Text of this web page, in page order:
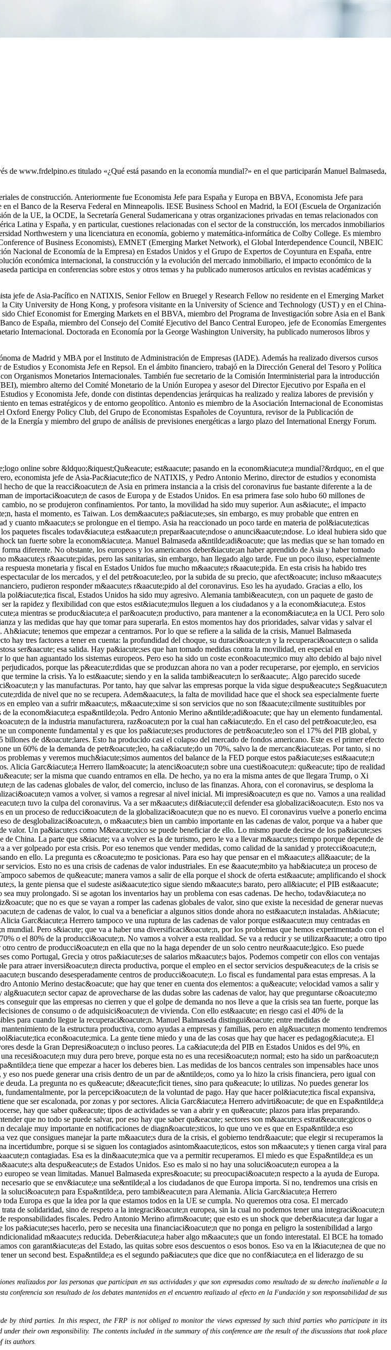
www.frdelpino.es titulado «¿Qué está pasando en la economía mundial?» en el que participarán Manuel Balmaseda,
de construcción. Anteriormente fue Economista Jefe para España y Europa en BBVA, Economista Jefe para
el Banco de la Reserva Federal en Minneapolis. IESE Business School en Madrid, la EOI (Escuela de Organización
la UE, la OCDE, la Secretaría General Sudamericana y otras organizaciones privadas en temas relacionados con
Latina y España, y en particular, cuestiones relacionadas con el sector de la construcción, los mercados inmobiliarios
Northwestern y una licenciatura en economía, gobierno y matemática-informática de Colby College. Es miembro
of Business Economists), EMNET (Emerging Market Network), el Global Interdependence Council, NBEIC
Nacional de Economía de la Empresa) en Estados Unidos y el Grupo de Expertos de Coyuntura en España, entre
económica internacional, la construcción y la evolución del mercado inmobiliario, el impacto económico de la
participa en conferencias sobre estos y otros temas y ha publicado numerosos artículos en revistas académicas y
jefe de Asia-Pacífico en NATIXIS, Senior Fellow en Bruegel y Research Fellow no residente en el Emerging Market
City University de Hong Kong, y profesora visitante en la University of Science and Technology (UST) y en el China-
Chief Economist for Emerging Markets en el BBVA, miembro del Programa de Investigación sobre Asia en el Bank
de España, miembro del Consejo del Comité Ejecutivo del Banco Central Europeo, jefe de Economías Emergentes
Internacional. Doctorada en Economía por la George Washington University, ha publicado numerosos libros y
de Madrid y MBA por el Instituto de Administración de Empresas (IADE). Además ha realizado diversos cursos
Estudios y Economista Jefe en Repsol. En el ámbito financiero, trabajó en la Dirección General del Tesoro y Política
Organismos Monetarios Internacionales. También fue secretario de la Comisión Interministerial para la introducción
miembro alterno del Comité Monetario de la Unión Europea y asesor del Director Ejecutivo por España en el
y Economista Jefe, donde con distintas dependencias jerárquicas ha realizado y realiza labores de previsión y
en temas estratégicos y de entorno geopolítico. Antonio es miembro de la Asociación Internacional de Economistas
Oxford Energy Policy Club, del Grupo de Economistas Españoles de Coyuntura, revisor de la Publicación de
la Energía y miembro del grupo de análisis de previsiones energéticas a largo plazo del International Energy Forum.
aguantado los sistemas europeos. Pero eso ha sido un coste econ&oacute;mico muy alto debido al bajo nivel de renta de esas naciones. Hay una serie de sectores que se van a ver mucho m&aacute;s perjudicados, porque las p&eacute;rdidas que se produzcan ahora no van a poder recuperarse, por ejemplo, en servicios como turismo y hosteler&iacute;a que les va a resultar dif&iacute;cil recuperarse una vez que termine la crisis. Ya lo est&aacute; siendo y en la salida tambi&eacute;n lo ser&aacute;. Algo parecido sucede tambi&eacute;n con el comercio minorista, tambi&eacute;n en menor medida la construcci&oacute;n y las manufacturas. Por tanto, hay que salvar las empresas porque la vida sigue despu&eacute;s Seg&uacute;n Alicia Garc&iacute;a Herrero, esta crisis es especialmente dura porque implica una p&eacute;rdida de nivel que no se recupera. Adem&aacute;s, la falta de movilidad hace que el shock sea especialmente fuerte para el factor trabajo. Entonces, cualquier pa&iacute;s que dependa de servicios intensivos en empleo van a sufrir m&aacute;s, m&aacute;xime si son servicios que no son f&aacute;cilmente sustituibles por trabajo online. Este tipo de shock es especialmente negativo para los sectores importantes de la econom&iacute;a espa&ntilde;ola. Pedro Antonio Merino a&ntilde;adi&oacute; que hay un elemento fundamental. Se trata de los precios de las materias primas, que est&aacute;n muy ligados a la evoluci&oacute;n de la industria manufacturera, raz&oacute;n por la cual han ca&iacute;do. En el caso del petr&oacute;leo, esa ca&iacute;da se ha visto incrementada por la guerra de precios. Esta situaci&oacute;n tiene un componente fundamental y es que los pa&iacute;ses productores de petr&oacute;leo son el 17% del PIB global, y con materias primas suponen el 25%. Estas naciones tienen emitida deuda por valor de 25 billones de d&oacute;lares. Esto ha producido casi el colapso del mercado de fondos americano. Este es el primer efecto adicional de la crisis del petr&oacute;leo y de las materias primas. La movilidad, que supone un 60% de la demanda de petr&oacute;leo, ha ca&iacute;do un 70%, salvo la de mercanc&iacute;as. Por tanto, si no hay un recorte de producci&oacute;n por parte de la OPEP, tendremos much&iacute;simos problemas y veremos much&iacute;simos aumentos del balance de la FED porque estos pa&iacute;ses est&aacute;n tratando de obtener liquidez vendiendo sus activos directamente o a trav&eacute;s de repos. Alicia Garc&iacute;a Herrero llam&oacute; la atenci&oacute;n sobre una cuesti&oacute;n: qu&eacute; tipo de realidad econ&oacute;mica vamos a vivir en la salida de la crisis. Una realidad que no tiene por qu&eacute; ser la misma que cuando entramos en ella. De hecho, ya no era la misma antes de que llegara Trump, o Xi Jiping en 2013. Desde 2008, la realidad ha ido cambiando hacia una desglobalizaci&oacute;n de las cadenas globales de valor, del comercio, incluso de las finanzas. Ahora, con el coronavirus, se desploma la globalizaci&oacute;n de personas. La pregunta, por tanto, es a qu&eacute; nivel de globalizaci&oacute;n vamos a volver, si vamos a regresar al nivel inicial. Mi impresi&oacute;n es que no. Vamos a una realidad de un mundo dividido en dos grandes poderes hegem&oacute;nicos, separados por qui&eacute;n tuvo la culpa del coronavirus. Va a ser m&aacute;s dif&iacute;cil defender esa globalizaci&oacute;n. Esto nos va a afectar directamente. Manuel Balmaseda tambi&eacute;n reconoci&oacute; que estamos en un proceso de reducci&oacute;n de la globalizaci&oacute;n que no es nuevo. El coronavirus vuelve a ponerlo encima de la mesa con razones m&aacute;s importantes, como la sanidad. Vamos a tener un proceso de desglobalizaci&oacute;n, o m&aacute;s bien un cambio importante en las cadenas de valor, porque va a haber que diversificarlas. Seguramente encontraremos un proceso m&aacute;s regional de cadenas de valor. Un pa&iacute;s como M&eacute;xico se puede beneficiar de ello. Lo mismo puede decirse de los pa&iacute;ses perif&eacute;ricos de Europa respecto a Alemania. El problema es que Alemania depende de China. La parte que s&iacute; va a volver es la de turismo, pero le va a llevar m&aacute;s tiempo porque depende de la renta, que tardar&aacute; m&aacute;s en recuperarse. Es el sector que m&aacute;s se va a ver golpeado por esta crisis. Por eso tenemos que vender medidas, como calidad de la sanidad y protecci&oacute;n, para garantizar a los turistas que est&aacute;n cubiertos. Ya deber&iacute;amos estar pensando en ello. La pregunta es c&oacute;mo te posicionas. Para eso hay que pensar en el m&aacute;s all&aacute; de la crisis. Pedro Antonio Merino indic&oacute; que esta crisis es fundamentalmente del sector servicios. Esto no es una crisis de cadenas de valor industriales. En ese &aacute;mbito ya hab&iacute;a un proceso de regionalizaci&oacute;n y la situaci&oacute;n actual va a acelerarlo en algunos sectores. Tampoco sabemos de qu&eacute; manera vamos a salir de ella porque el shock de oferta est&aacute; amplificando el shock de demanda. Es pronto para decir que las cadenas de valor van a deshacerse. Adem&aacute;s, la gente piensa que el sudeste asi&aacute;tico sigue siendo m&aacute;s barato, pero all&iacute; el PIB est&aacute; muy concentrado en megaciudades y va a ser muy dif&iacute;cil que el confinamiento no sea muy prolongado. Si se agotan los inventarios hay un problema con esas cadenas. De hecho, todav&iacute;a no estamos en esa situaci&oacute;n, pero s&iacute; al borde de ella. Manuel Balmaseda matiz&oacute; que no es que se vayan a romper las cadenas globales de valor, sino que existe la necesidad de generar nuevas cadenas p
realizados por las personas que participan en sus actividades y que son expresadas como resultado de su derecho inalienable a la
conferencia son resultado de los debates mantenidos en el encuentro realizado al efecto en la Fundación y son responsabilidad de sus
by third parties. In this respect, the FRP is not obliged to monitor the views expressed by such third parties who participate in its
their own responsibility. The contents included in the summary of this conference are the result of the discussions that took place
its authors.